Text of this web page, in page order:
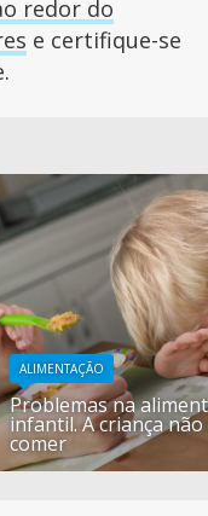
redor do
e certifique-se
ALIMENTAÇÃO
Problemas na
infantil. A criança
comer